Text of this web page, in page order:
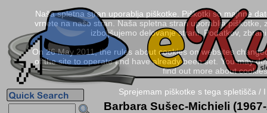
Barbara Sušec-Michieli
Naša spletna stran uporablja piškotke. Piškotki so majhne
vrnete na našo stran. Naša spletna stran uporablja
izboljšujemo delovanje strani. Podatkov,
On 26 May 2011, the rules about cookies on websites
of the site to operate and have already been set. You may
find out more about
Sprejemam piškotke s tega spletišča /